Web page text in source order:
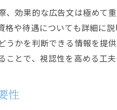
、効果的な広告文は極めて
格や待遇についても詳細に
うかを判断できる情報を提
ことで、視認性を高める工夫
性